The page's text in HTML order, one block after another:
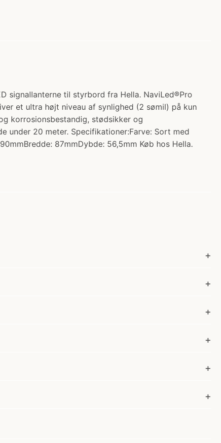
signallanterne til styrbord fra Hella. NaviLed®Pro
et ultra højt niveau af synlighed (2 sømil) på kun
korrosionsbestandig, stødsikker og
under 20 meter. Specifikationer:Farve: Sort med
87mmDybde: 56,5mm Køb hos Hella.